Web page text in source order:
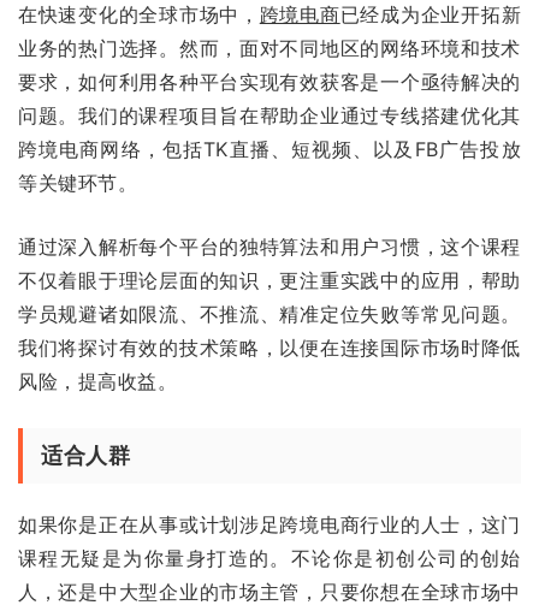
在快速变化的全球市场中， 跨境电商已经成为企业开拓新
业务的热门选择。然而，面对不同地区的网络环境和技术
要求，如何利用各种平台实现有效获客是一个亟待解决的
问题。我们的课程项目旨在帮助企业通过专线搭建优化其
跨境电商网络，包括TK直播、短视频、以及FB广告投放
等关键环节。
通过深入解析每个平台的独特算法和用户习惯，这个课程
不仅着眼于理论层面的知识，更注重实践中的应用，帮助
学员规避诸如限流、不推流、精准定位失败等常见问题。
我们将探讨有效的技术策略，以便在连接国际市场时降低
风险，提高收益。
适合人群
如果你是正在从事或计划涉足跨境电商行业的人士，这门
课程无疑是为你量身打造的。不论你是初创公司的创始
人，还是中大型企业的市场主管，只要你想在全球市场中